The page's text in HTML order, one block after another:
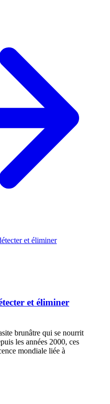
et éliminer
brunâtre qui se nourrit
les années 2000, ces
mondiale liée à